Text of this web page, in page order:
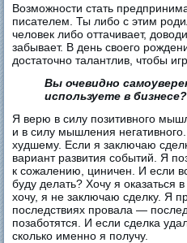
Возможности стать
писателем. Ты либо с этим
человек либо оттачивает,
забывает. В день своего
достаточно талантлив, чтобы
Вы очевидно
используете в бизнесе?
Я верю в силу позитивного
и в силу мышления
худшему. Если я заключаю
вариант развития событий. Я
к сожалению, циничен. И если
буду делать? Хочу я оказаться
хочу, я не заключаю сделку. Я
последствиях провала —
позаботятся. И если сделка
сколько именно я получу.